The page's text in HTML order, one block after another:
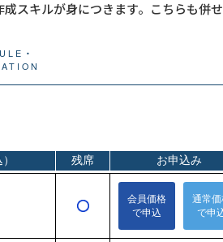
スキルが身につきます。こちらも併せ
・